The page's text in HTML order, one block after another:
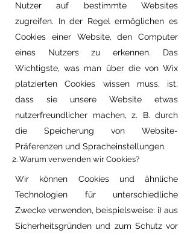
Nutzer auf bestimmte Websites
zugreifen. In der Regel ermöglichen es
Cookies einer Website, den Computer
eines Nutzers zu erkennen. Das
Wichtigste, was man über die von Wix
platzierten Cookies wissen muss, ist,
dass sie unsere Website etwas
nutzerfreundlicher machen, z. B. durch
die Speicherung von Website-
Präferenzen und Spracheinstellungen.
2. Warum verwenden wir Cookies?
Wir können Cookies und ähnliche
Technologien für unterschiedliche
Zwecke verwenden, beispielsweise: i) aus
Sicherheitsgründen und zum Schutz vor